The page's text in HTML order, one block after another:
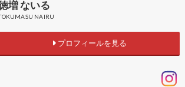
増 ないる
NAIRU
プロフィールを見る